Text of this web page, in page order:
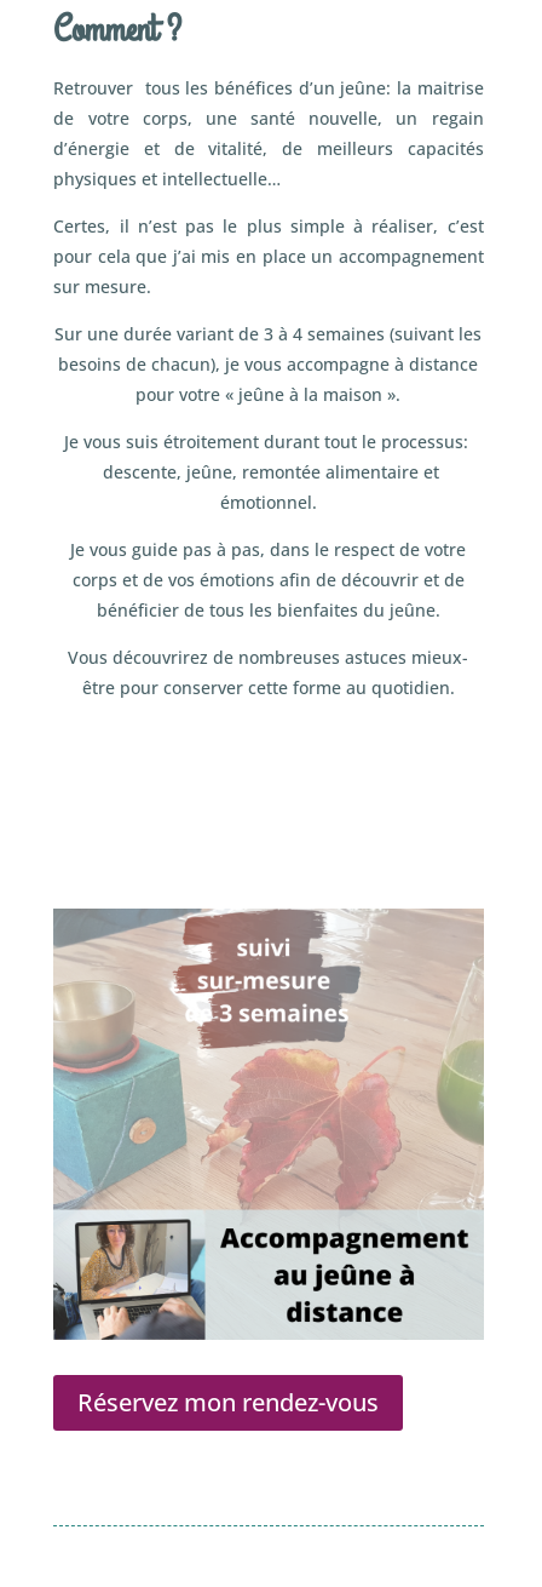
Comment ?
Retrouver tous les bénéfices d’un jeûne: la maitrise
de votre corps, une santé nouvelle, un regain
d’énergie et de vitalité, de meilleurs capacités
physiques et intellectuelle…
Certes, il n’est pas le plus simple à réaliser, c’est
pour cela que j’ai mis en place un accompagnement
sur mesure.
Sur une durée variant de 3 à 4 semaines (suivant les
besoins de chacun), je vous accompagne à distance
pour votre « jeûne à la maison ».
Je vous suis étroitement durant tout le processus:
descente, jeûne, remontée alimentaire et
émotionnel.
Je vous guide pas à pas, dans le respect de votre
corps et de vos émotions afin de découvrir et de
bénéficier de tous les bienfaites du jeûne.
Vous découvrirez de nombreuses astuces mieux-
être pour conserver cette forme au quotidien.
Réservez mon rendez-vous